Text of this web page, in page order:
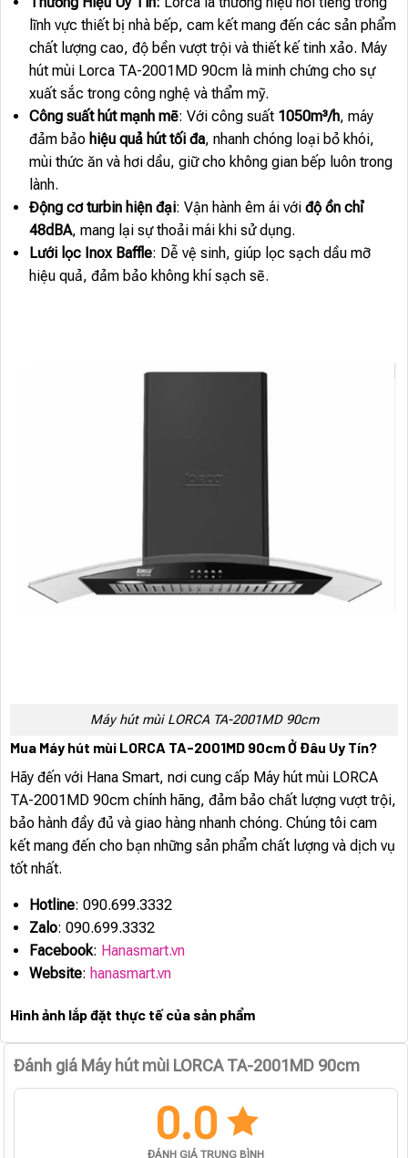
lĩnh vực thiết bị nhà bếp, cam kết mang đến các sản phẩm
chất lượng cao, độ bền vượt trội và thiết kế tinh xảo. Máy
hút mùi Lorca TA-2001MD 90cm là minh chứng cho sự
xuất sắc trong công nghệ và thẩm mỹ.
Công suất hút mạnh mẽ: Với công suất 1050m³/h, máy
đảm bảo hiệu quả hút tối đa, nhanh chóng loại bỏ khói,
mùi thức ăn và hơi dầu, giữ cho không gian bếp luôn trong
lành.
Động cơ turbin hiện đại: Vận hành êm ái với độ ồn chỉ
48dBA, mang lại sự thoải mái khi sử dụng.
Lưới lọc Inox Baffle: Dễ vệ sinh, giúp lọc sạch dầu mỡ
hiệu quả, đảm bảo không khí sạch sẽ.
Máy hút mùi LORCA TA-2001MD 90cm
Mua Máy hút mùi LORCA TA-2001MD 90cm Ở Đâu Uy Tín?
Hãy đến với Hana Smart, nơi cung cấp Máy hút mùi LORCA
TA-2001MD 90cm chính hãng, đảm bảo chất lượng vượt trội,
bảo hành đầy đủ và giao hàng nhanh chóng. Chúng tôi cam
kết mang đến cho bạn những sản phẩm chất lượng và dịch vụ
tốt nhất.
Hotline: 090.699.3332
Zalo: 090.699.3332
Facebook: Hanasmart.vn
Website: hanasmart.vn
Hình ảnh lắp đặt thực tế của sản phẩm
Đánh giá Máy hút mùi LORCA TA-2001MD 90cm
0.0
ĐÁNH GIÁ TRUNG BÌNH